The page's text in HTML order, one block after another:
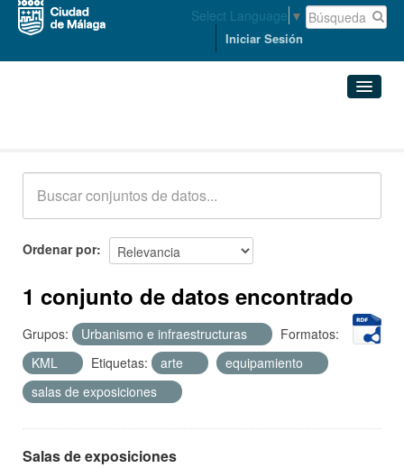
Select Language ▼
Iniciar Sesión
Acerca de
Ordenar por
1 conjunto de datos encontrado
Grupos: Urbanismo e infraestructuras
Formatos:
KML
Etiquetas: arte
equipamiento
salas de exposiciones
Salas de exposiciones